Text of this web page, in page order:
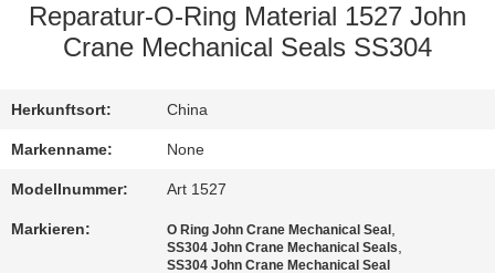
QUALITÄTSKONTROLLE
TRETEN
SIE
MIT
UNS
Reparatur-O-Ring Material 1527 John
Crane Mechanical Seals SS304
Herkunftsort: China
Markenname: None
Modellnummer: Art 1527
Markieren: O Ring John Crane Mechanical Seal ,
SS304 John Crane Mechanical Seals,
SS304 John Crane Mechanical Seal